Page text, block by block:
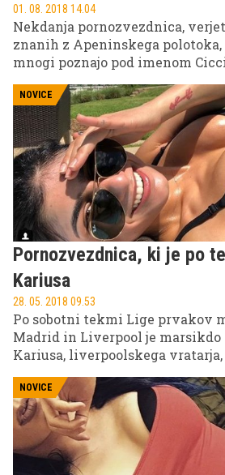
01. 08. 2018 14.04
Nekdanja pornozvezdnica,
znanih z Apeninskega
mnogi poznajo pod imenom
NOVICE
Pornozvezdnica, ki je po
Kariusa
28. 05. 2018 09.53
Po sobotni tekmi Lige prvakov
Madrid in Liverpool je
Kariusa, liverpoolskega
človek najmanj pričakoval ...
NOVICE